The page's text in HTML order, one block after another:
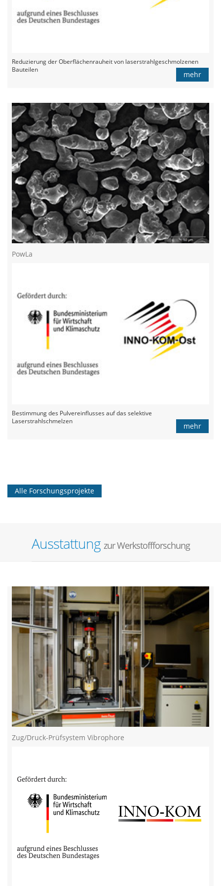
Reduzierung der Oberflächenrauheit von laserstrahlgeschmolzenen
Bauteilen
mehr
PowLa
Bestimmung des Pulvereinflusses auf das selektive
Laserstrahlschmelzen
mehr
Alle Forschungsprojekte
Ausstattung zur Werkstoffforschung
Zug/Druck-Prüfsystem Vibrophore